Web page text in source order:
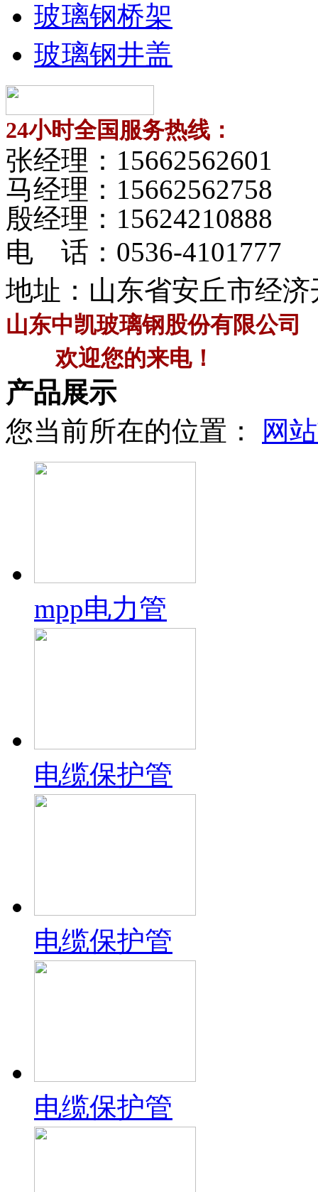
玻璃钢桥架
玻璃钢井盖
24小时全国服务热线：
张经理： 15662562601
马经理： 15662562758
殷经理： 15624210888
电 话： 0536-4101777
地址：山东省安丘市经济
山东中凯玻璃钢股份有限公司
欢迎您的来电！
产品展示
您当前所在的位置：
网
mpp电力管
电缆保护管
电缆保护管
电缆保护管